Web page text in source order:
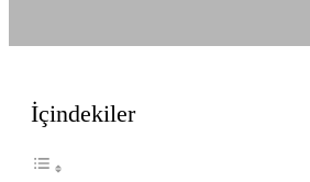
İçindekiler